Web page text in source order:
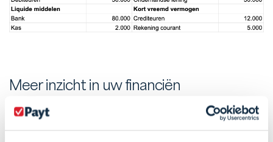
Meer inzicht in uw financiën
Een balans maken is met boekhoudsoftware